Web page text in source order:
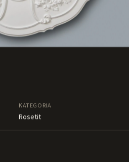
KATEGORIA
Rosetit